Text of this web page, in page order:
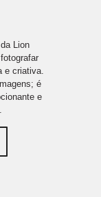
Lion
e criativa.
é
e